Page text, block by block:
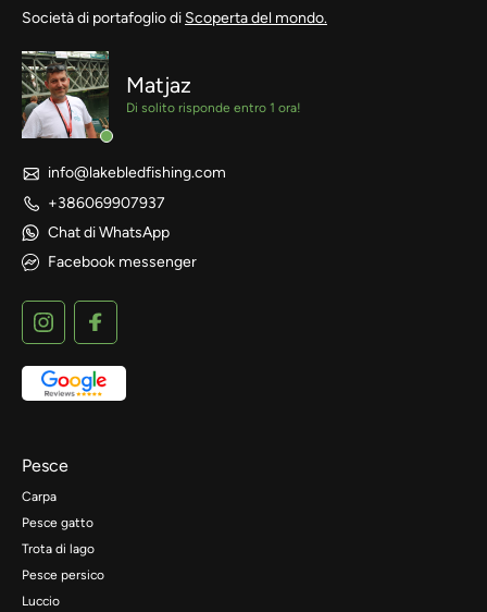
Società di portafoglio di Scoperta del mondo.
Matjaz
Di solito risponde entro 1 ora!
info@lakebledfishing.com
+386069907937
Chat di WhatsApp
Facebook messenger
Pesce
Carpa
Pesce gatto
Trota di lago
Pesce persico
Luccio